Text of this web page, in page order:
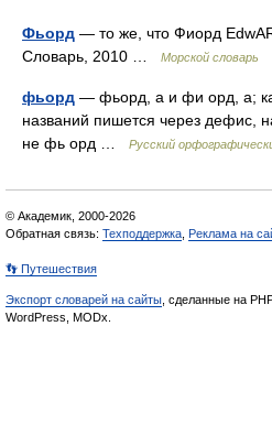
Фьорд — то же, что Фиорд
Словарь, 2010 …
Морской словарь
фьорд — фьорд, а и фи орд, а;
названий пишется через дефис,
не фь орд …
Русский
© Академик, 2000-2026
Обратная связь: Техподдержка Реклама на
👣 Путешествия
Экспорт словарей на сайты , сделанные на
WordPress, MODx.